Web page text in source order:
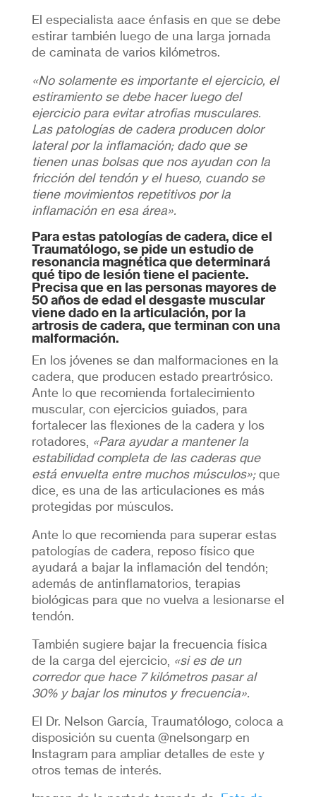
El especialista aace énfasis en que se debe
estirar también luego de una larga jornada
de caminata de varios kilómetros.
«No solamente es importante el ejercicio, el
estiramiento se debe hacer luego del
ejercicio para evitar atrofias musculares.
Las patologías de cadera producen dolor
lateral por la inflamación; dado que se
tienen unas bolsas que nos ayudan con la
fricción del tendón y el hueso, cuando se
tiene movimientos repetitivos por la
inflamación en esa área».
Para estas patologías de cadera, dice el
Traumatólogo, se pide un estudio de
resonancia magnética que determinará
qué tipo de lesión tiene el paciente.
Precisa que en las personas mayores de
50 años de edad el desgaste muscular
viene dado en la articulación, por la
artrosis de cadera, que terminan con una
malformación.
En los jóvenes se dan malformaciones en la
cadera, que producen estado preartrósico.
Ante lo que recomienda fortalecimiento
muscular, con ejercicios guiados, para
fortalecer las flexiones de la cadera y los
rotadores, «Para ayudar a mantener la
estabilidad completa de las caderas que
está envuelta entre muchos músculos»;que
dice, es una de las articulaciones es más
protegidas por músculos.
Ante lo que recomienda para superar estas
patologías de cadera, reposo físico que
ayudará a bajar la inflamación del tendón;
además de antinflamatorios, terapias
biológicas para que no vuelva a lesionarse el
tendón.
También sugiere bajar la frecuencia física
de la carga del ejercicio, «si es de un
corredor que hace 7 kilómetros pasar al
30% y bajar los minutos y frecuencia».
El Dr. Nelson García, Traumatólogo, coloca a
disposición su cuenta @nelsongarp en
Instagram para ampliar detalles de este y
otros temas de interés.